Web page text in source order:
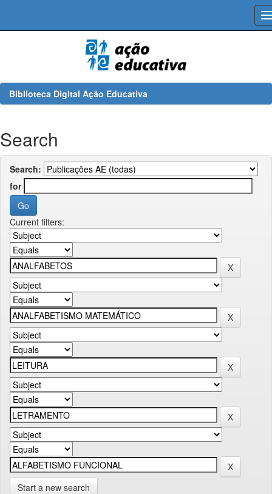
Biblioteca Digital Ação Educativa
Search
Search:
for
Current filters:
Start a new search